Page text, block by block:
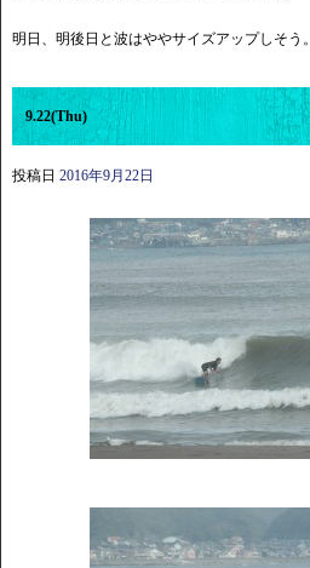
明日、明後日と波はややサイズアップしそう。
9.22(Thu)
投稿日 2016年9月22日